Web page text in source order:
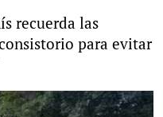
recuerda las
para evitar